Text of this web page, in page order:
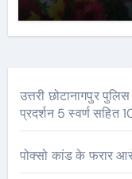
उत्तरी छोटानागपुर
प्रदर्शन 5 स्वर्ण सहित
पोक्सो कांड के फरार